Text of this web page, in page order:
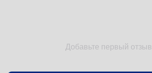
Добавьте первый отзыв